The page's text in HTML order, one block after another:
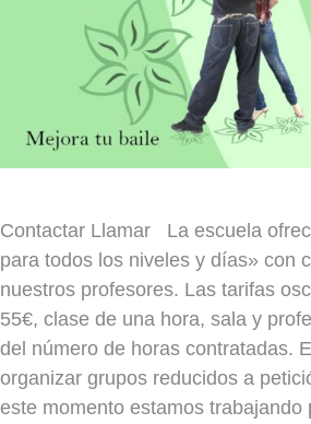
Contactar Llamar La escuela
para todos los niveles y días» con
nuestros profesores. Las tarifas
55€, clase de una hora, sala y
del número de horas contratadas.
organizar grupos reducidos a
este momento estamos trabajando